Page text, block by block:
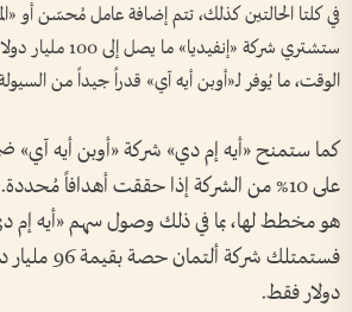
في كلتا الحالتين كذلك، تتم إضافة عامل مُحسّن أو
ستشتري شركة
الوقت، ما يُوفر لـ«أوبن أيه آي» قدراً جيداً من
كما ستمنح «أيه إم دي» شركة «أوبن أيه آي»
على 10% من الشركة إذا حققت أهدافاً
دولار فقط.